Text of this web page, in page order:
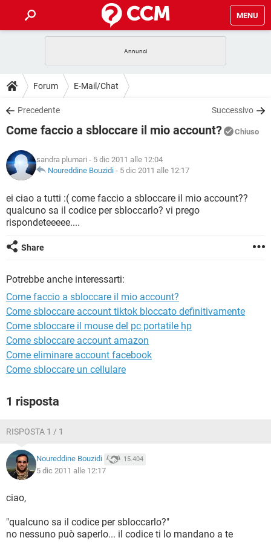
MENU
INTRATTENIMENTO
iOS
INSTAGRAM WHATSAPP
TIKTOK
HARDWARE
GUIDE
COVID-19
INSTAGRAM WHATSAPP
TIKTOK
HARDWARE
DOWNLOAD
COVID-19 GAMING
INTRATTENIMENTO
iOS WINDOWS 10
INSTAGRAM WHATSAPP
TIKTOK FACEBOOK
COVID-19 GAMING
INTRATTENIMENTO
iOS WINDOWS 10
INSTAGRAM
TIKTOK
GLOSSARIO
COVID-19 GAMING
INTRATTENIMENTO ANDROID
INSTAGRAM
TIKTOK
HARDWARE
Forum E-Mail/Chat
Precedente Successivo
Come faccio a sbloccare il mio account? Chiuso
sandra plumari - 5 dic 2011 alle 12:04
Noureddine Bouzidi - 5 dic 2011 alle 12:17
ei ciao a tutti :( come faccio a sbloccare il mio account??
qualcuno sa il codice per sbloccarlo? vi prego
rispondeteeeee....
Share
Potrebbe anche interessarti:
Come faccio a sbloccare il mio account?
Come sbloccare account tiktok bloccato definitivamente
Come sbloccare il mouse del pc portatile hp
Come sbloccare account amazon
Come eliminare account facebook
Come sbloccare un cellulare
1 risposta
RISPOSTA 1 / 1
Noureddine Bouzidi 15.404
5 dic 2011 alle 12:17
ciao,
"qualcuno sa il codice per sbloccarlo?"
no nessuno può saperlo... il codice ti lo mandano a te